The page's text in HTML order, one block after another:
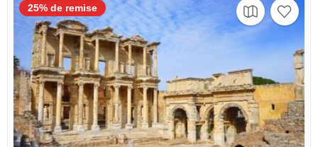
25% de remise